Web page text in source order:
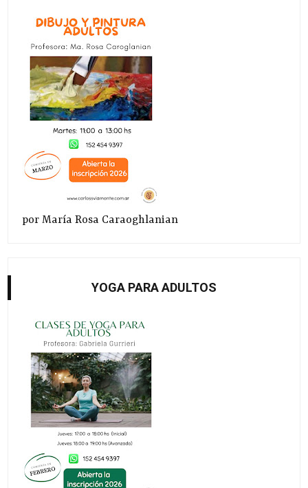
por María Rosa Caraoghlanian
YOGA PARA ADULTOS